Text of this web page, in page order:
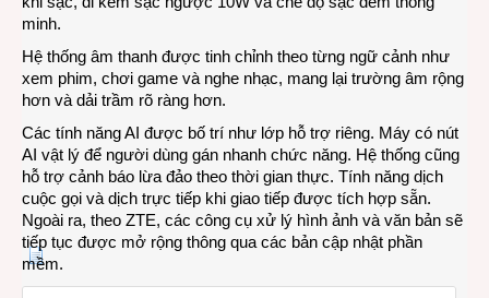
minh.
Hệ thống âm thanh được tinh chỉnh theo từng ngữ cảnh như
xem phim, chơi game và nghe nhạc, mang lại trường âm rộng
hơn và dải trầm rõ ràng hơn.
Các tính năng AI được bố trí như lớp hỗ trợ riêng. Máy có nút
AI vật lý để người dùng gán nhanh chức năng. Hệ thống cũng
hỗ trợ cảnh báo lừa đảo theo thời gian thực. Tính năng dịch
cuộc gọi và dịch trực tiếp khi giao tiếp được tích hợp sẵn.
Ngoài ra, theo ZTE, các công cụ xử lý hình ảnh và văn bản sẽ
tiếp tục được mở rộng thông qua các bản cập nhật phần
mềm.